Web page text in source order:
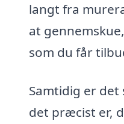
langt fra
at
som du får
Samtidig er
det præcist er,